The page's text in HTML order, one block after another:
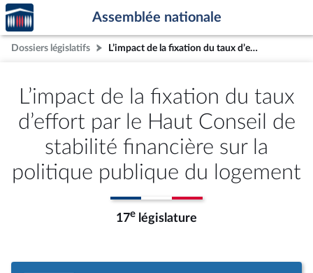
Aller au contenu
Aller en bas de la page
Accèder
à la
page
d'accueil
Assemblée nationale
Dossiers législatifs L’impact de la fixation du taux d’effort par le Haut Conseil de stabilité financière sur la politique publique du logement
L’impact de la fixation du taux
d’effort par le Haut Conseil de
stabilité financière sur la
politique publique du logement
17e législature